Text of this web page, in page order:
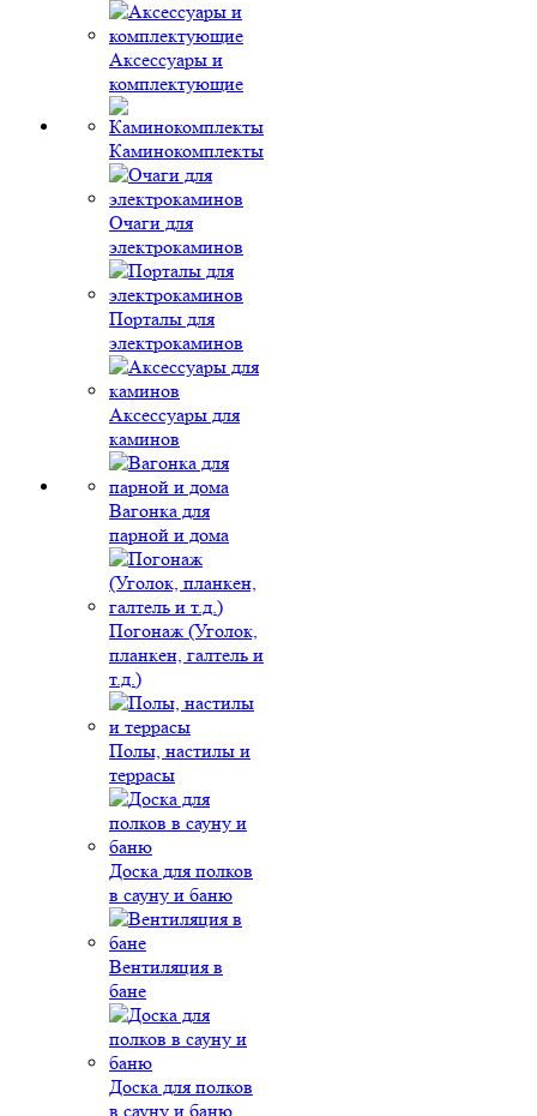
Аксессуары и
комплектующие
Каминокомплекты
Очаги для
электрокаминов
Порталы для
электрокаминов
Аксессуары для
каминов
Вагонка для
парной и дома
Погонаж (Уголок,
планкен, галтель и
т.д.)
Полы, настилы и
террасы
Доска для полков
в сауну и баню
Вентиляция в
бане
Доска для полков
в сауну и баню